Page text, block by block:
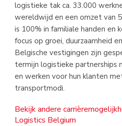
logistieke tak ca. 33.000
wereldwijd en een omzet van
is 100% in familiale handen en
focus op groei, duurzaamheid
Belgische vestigingen zijn
termijn logistieke partnerships
en werken voor hun klanten
transportmodi.
Bekijk andere
Logistics Belgium